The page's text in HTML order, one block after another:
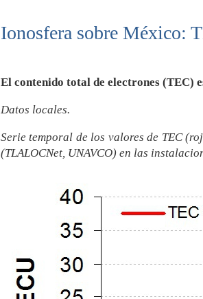
Ionosfera sobre México:
El contenido total de electrones (TEC)
Datos locales.
Serie temporal de los valores de TEC
(TLALOCNet, UNAVCO) en las